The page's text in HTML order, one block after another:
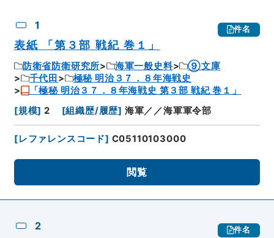
1 件名
表紙 「第３部 戦紀 巻１」
防衛省防衛研究所 海軍一般史料
⑨文庫
千代田
極秘 明治３７．８年海戦史
「極秘 明治３７．８年海戦史 第３部 戦紀 巻１」
[規模] 2 [組織歴/履歴] 海軍／／海軍軍令部
[レファレンスコード] C05110103000
閲覧
2 件名